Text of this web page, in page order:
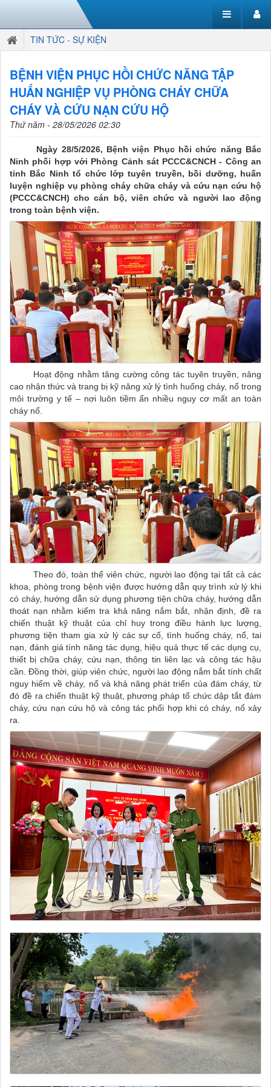
TIN TỨC - SỰ KIỆN
BỆNH VIỆN PHỤC HỒI CHỨC NĂNG TẬP
HUẤN NGHIỆP VỤ PHÒNG CHÁY CHỮA
CHÁY VÀ CỨU NẠN CỨU HỘ
Thứ năm - 28/05/2026 02:30
Ngày 28/5/2026, Bệnh viện Phục hồi chức năng Bắc
Ninh phối hợp với Phòng Cảnh sát PCCC&CNCH - Công an
tỉnh Bắc Ninh tổ chức lớp tuyên truyền, bồi dưỡng, huấn
luyện nghiệp vụ phòng cháy chữa cháy và cứu nạn cứu hộ
(PCCC&CNCH) cho cán bộ, viên chức và người lao động
trong toàn bệnh viện.
Hoạt động nhằm tăng cường công tác tuyên truyền, nâng
cao nhận thức và trang bị kỹ năng xử lý tình huống cháy, nổ trong
môi trường y tế – nơi luôn tiềm ẩn nhiều nguy cơ mất an toàn
cháy nổ.
Theo đó, toàn thể viên chức, người lao động tại tất cả các
khoa, phòng trong bệnh viện được hướng dẫn quy trình xử lý khi
có cháy, hướng dẫn sử dụng phương tiện chữa cháy, hướng dẫn
thoát nạn nhằm kiểm tra khả năng nắm bắt, nhận định, đề ra
chiến thuật kỹ thuật của chỉ huy trong điều hành lực lượng,
phương tiện tham gia xử lý các sự cố, tình huống cháy, nổ, tai
nạn, đánh giá tính năng tác dụng, hiệu quả thực tế các dụng cụ,
thiết bị chữa cháy, cứu nạn, thông tin liên lạc và công tác hậu
cần. Đồng thời, giúp viên chức, người lao động nắm bắt tính chất
nguy hiểm về cháy, nổ và khả năng phát triển của đám cháy, từ
đó đề ra chiến thuật kỹ thuật, phương pháp tổ chức dập tắt đám
cháy, cứu nạn cứu hộ và công tác phối hợp khi có cháy, nổ xảy
ra.